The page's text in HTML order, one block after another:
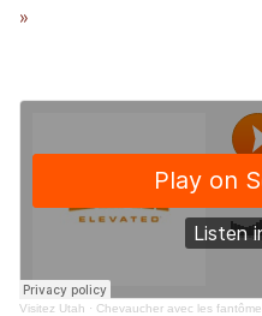
»
Visitez Utah · Chevaucher avec les